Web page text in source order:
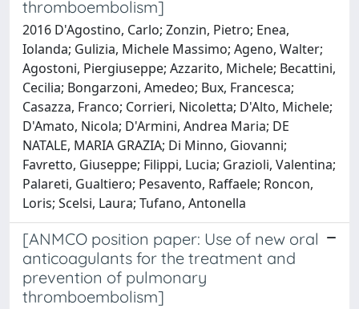
thromboembolism]
2016 D'Agostino, Carlo; Zonzin, Pietro; Enea,
Iolanda; Gulizia, Michele Massimo; Ageno, Walter;
Agostoni, Piergiuseppe; Azzarito, Michele; Becattini,
Cecilia; Bongarzoni, Amedeo; Bux, Francesca;
Casazza, Franco; Corrieri, Nicoletta; D'Alto, Michele;
D'Amato, Nicola; D'Armini, Andrea Maria; DE
NATALE, MARIA GRAZIA; Di Minno, Giovanni;
Favretto, Giuseppe; Filippi, Lucia; Grazioli, Valentina;
Palareti, Gualtiero; Pesavento, Raffaele; Roncon,
Loris; Scelsi, Laura; Tufano, Antonella
[ANMCO position paper: Use of new oral
anticoagulants for the treatment and
prevention of pulmonary
thromboembolism]